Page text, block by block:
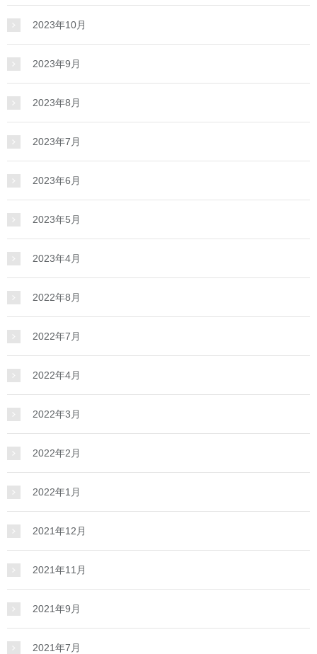
2023年10月
2023年9月
2023年8月
2023年7月
2023年6月
2023年5月
2023年4月
2022年8月
2022年7月
2022年4月
2022年3月
2022年2月
2022年1月
2021年12月
2021年11月
2021年9月
2021年7月